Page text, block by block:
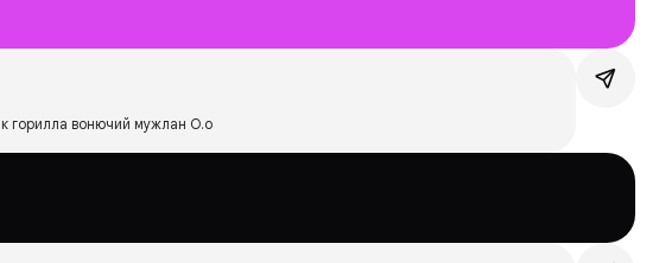
горилла вонючий мужлан О.о